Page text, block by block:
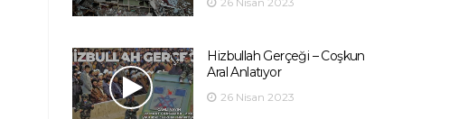
Hizbullah Gerçeği – Coşkun
Aral Anlatıyor
26 Nisan 2023